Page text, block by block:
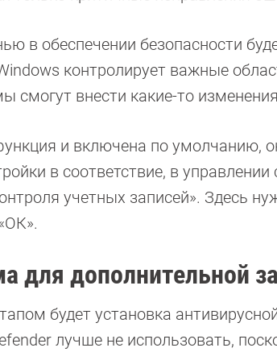
в обеспечении безопасности
контролирует важные
смогут внести какие-то
и включена по умолчанию,
в соответствие, в
учетных записей». Здесь
для дополнительной
будет установка
лучше не использовать,